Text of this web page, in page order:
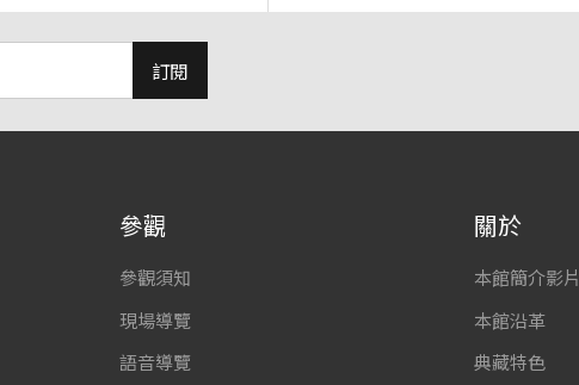
訂閱
參觀
參觀須知
現場導覽
語音導覽
關於
本館簡介影片
本館沿革
典藏特色